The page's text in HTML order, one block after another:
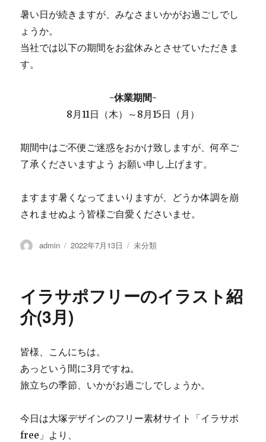
暑い日が続きますが、みなさまいかがお過ごしでし
ょうか。
当社では以下の期間をお盆休みとさせていただきま
す。
-休業期間-
8月11日（木）～8月15日（月）
期間中はご不便ご迷惑をおかけ致しますが、何卒ご
了承くださいますよう お願い申し上げます。
ますます暑くなってまいりますが、どうか体調を崩
されませぬよう皆様ご自愛くださいませ。
投
admin
投
2022年7月13日
カ
ー
未分類
イラサポフリーのイラスト紹
介(3月)
皆様、こんにちは。
あっという間に3月ですね。
旅立ちの季節、いかがお過ごしでしょうか。
今日は大塚デザインのフリー素材サイト「イラサポ
free」より、